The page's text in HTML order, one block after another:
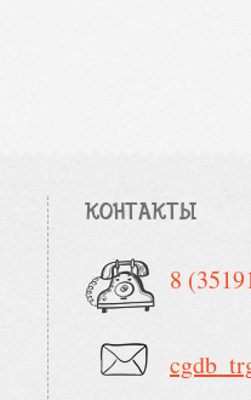
КОНТАКТЫ
8